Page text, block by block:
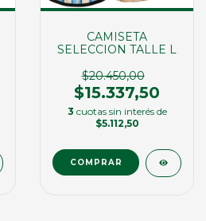
CAMISETA
SELECCION TALLE L
$20.450,00
$15.337,50
3 cuotas sin interés de
$5.112,50